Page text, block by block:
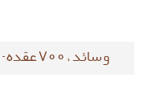
وسائد ، 700 عقده-P-800